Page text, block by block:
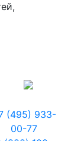
(495) 933-
00-77